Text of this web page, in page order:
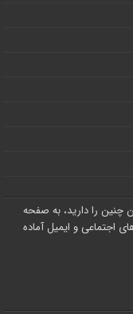
چنین را دارید، به صفحه
اجتماعی و ایمیل آماده